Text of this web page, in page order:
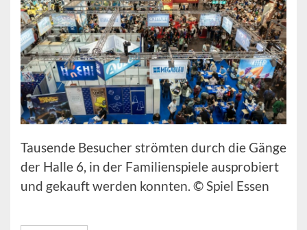
Tausende Besucher strömten durch die Gänge
der Halle 6, in der Familienspiele ausprobiert
und gekauft werden konnten. © Spiel Essen